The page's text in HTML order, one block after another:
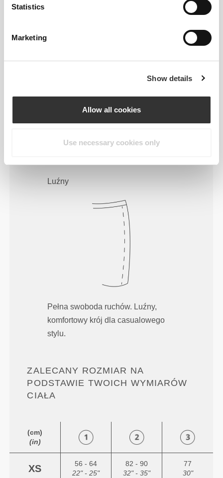
Statistics
Marketing
Show details
Allow all cookies
Use necessary cookies only
Codzienny komfort i swoboda ruchu
Luźny
Pełna swoboda ruchów. Luźny,
komfortowy krój dla casualowego
stylu.
ZALECANY ROZMIAR NA
PODSTAWIE TWOICH WYMIARÓW
CIAŁA
(cm)
(in)
XS
56 - 64
22" - 25"
82 - 90
32" - 35"
77
30"